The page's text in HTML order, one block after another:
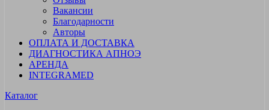
Вакансии
Благодарности
Авторы
ОПЛАТА И ДОСТАВКА
ДИАГНОСТИКА АПНОЭ
АРЕНДА
INTEGRAMED
Каталог